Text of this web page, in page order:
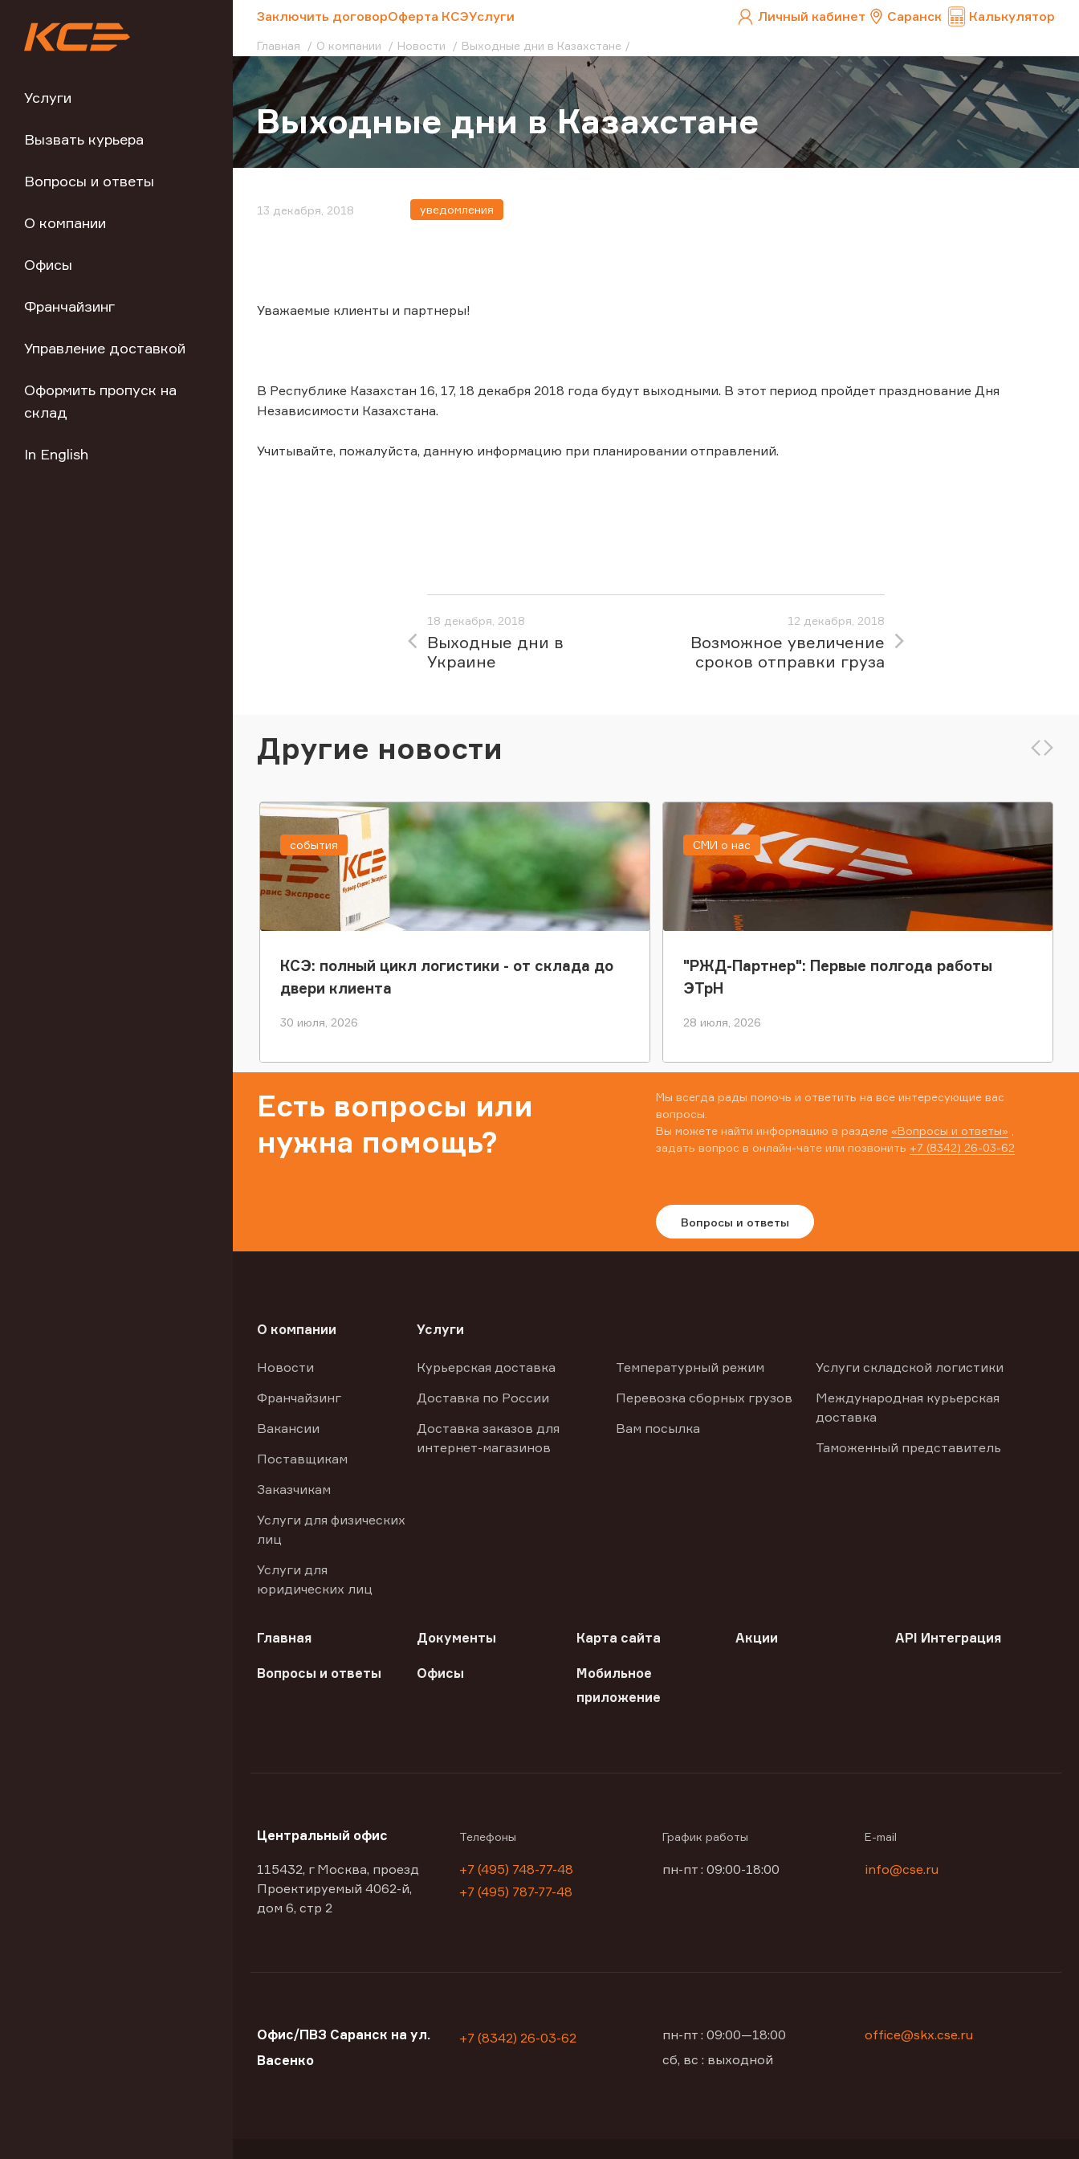
Услуги
Вызвать курьера
Вопросы и ответы
О компании
Офисы
Франчайзинг
Управление доставкой
Оформить пропуск на
склад
In English
Заключить договорОферта КСЭУслуги Личный кабинет Саранск Калькулятор
Главная О компании Новости Выходные дни в Казахстане
Выходные дни в Казахстане
13 декабря, 2018 уведомления
Уважаемые клиенты и партнеры!
В Республике Казахстан 16, 17, 18 декабря 2018 года будут выходными. В этот период пройдет празднование Дня
Независимости Казахстана.
Учитывайте, пожалуйста, данную информацию при планировании отправлений.
18 декабря, 2018
Выходные дни в
Украине
12 декабря, 2018
Возможное увеличение
сроков отправки груза
Другие новости
КСЭ: полный цикл логистики - от склада до
двери клиента
30 июля, 2026
события
"РЖД-Партнер": Первые полгода работы
ЭТрН
28 июля, 2026
СМИ о нас
Есть вопросы или
нужна помощь?
Мы всегда рады помочь и ответить на все интересующие вас
вопросы.
Вы можете найти информацию в разделе «Вопросы и ответы»
задать вопрос в онлайн-чате или позвонить +7 (8342) 26-03-62
Вопросы и ответы
О компании
Новости
Франчайзинг
Вакансии
Поставщикам
Заказчикам
Услуги для физических
лиц
Услуги для
юридических лиц
Услуги
Курьерская доставка
Доставка по России
Доставка заказов для
интернет-магазинов
Температурный режим
Перевозка сборных грузов
Вам посылка
Услуги складской логистики
Международная курьерская
доставка
Таможенный представитель
Главная Документы Карта сайта Акции API Интеграция
Вопросы и ответы Офисы
Мобильное
приложение
Центральный офис
115432, г Москва, проезд
Проектируемый 4062-й,
дом 6, стр 2
Телефоны
+7 (495) 748-77-48
+7 (495) 787-77-48
График работы
пн-пт : 09:00-18:00
E-mail
info@cse.ru
Офис/ПВЗ Саранск на ул.
Васенко
+7 (8342) 26-03-62
пн-пт : 09:00—18:00
сб, вс : выходной
office@skx.cse.ru